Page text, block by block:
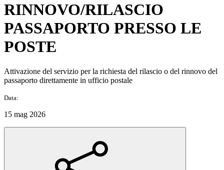
RINNOVO/RILASCIO
PASSAPORTO PRESSO LE
POSTE
Attivazione del servizio per la richiesta del rilascio o del rinnovo del
passaporto direttamente in ufficio postale
Data:
15 mag 2026